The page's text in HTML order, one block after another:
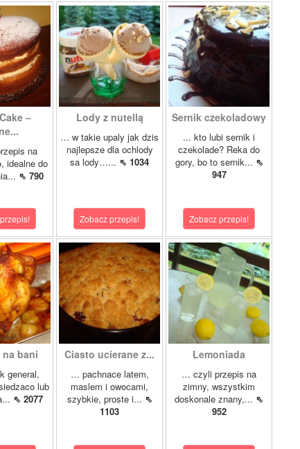
–
na
idealne do
⇖ 790
Lody z nutellą
… w takie upaly jak dzis
najlepsze dla ochlody
sa lody…... ⇖ 1034
Zobacz przepis!
Sernik czekoladowy
... kto lubi sernik i
czekolade? Reka do
gory, bo to sernik... ⇖
947
Zobacz przepis!
na bani
general,
lub
⇖ 2077
Ciasto ucierane z...
… pachnace latem,
maslem i owocami,
szybkie, proste i... ⇖
1103
Lemoniada
… czyli przepis na
zimny, wszystkim
doskonale znany,... ⇖
952